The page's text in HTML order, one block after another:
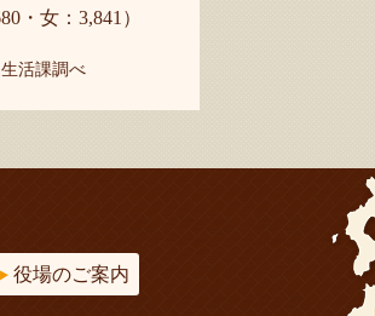
・女：3,841）
活課調べ
役場のご案内